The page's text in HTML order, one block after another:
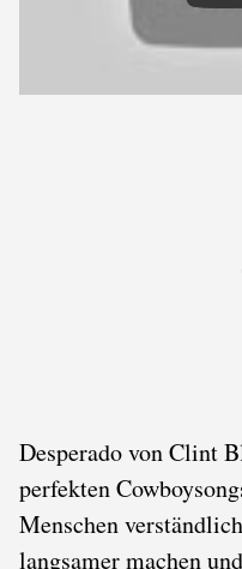
Desperado von Clint
perfekten
Menschen
langsamer machen